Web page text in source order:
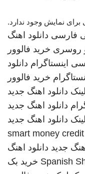
برای نمایش وجود ندارد.
فارسی دانلود اهنگ
روسری خرید فالوور
اینستاگرام دانلود
خرید فالوور
دانلود اهنگ جدید
دانلود اهنگ جدید
دانلود اهنگ جدید
smart money
جدید دانلود اهنگ
Spanish خرید بک